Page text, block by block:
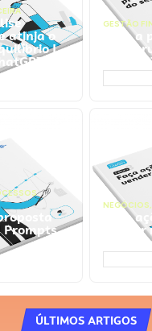
atinja o
|
GESTÃO
Faça
seu
Prompts
NEGÓCIOS,
Faça
ÚLTIMOS ARTIGOS